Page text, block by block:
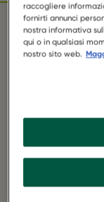
1
Verdure
200 g di
raccogliere
fornirti annunci
nostra informativa
qui o in qualsiasi
nostro sito web.